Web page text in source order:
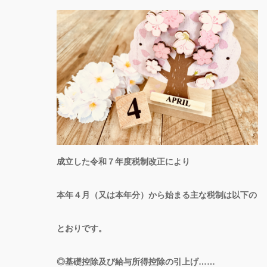
成立した令和７年度税制改正により
本年４月（又は本年分）から始まる主な税制は以下の
とおりです。
◎基礎控除及び給与所得控除の引上げ……